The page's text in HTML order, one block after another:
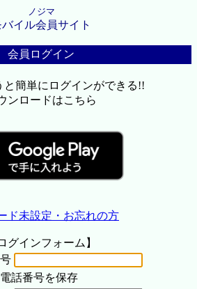
ノジマ
バイル会員サイト
会員ログイン
と簡単にログインができる!!
ンロードはこちら
ド未設定・お忘れの方
グインフォーム】
話番号を保存